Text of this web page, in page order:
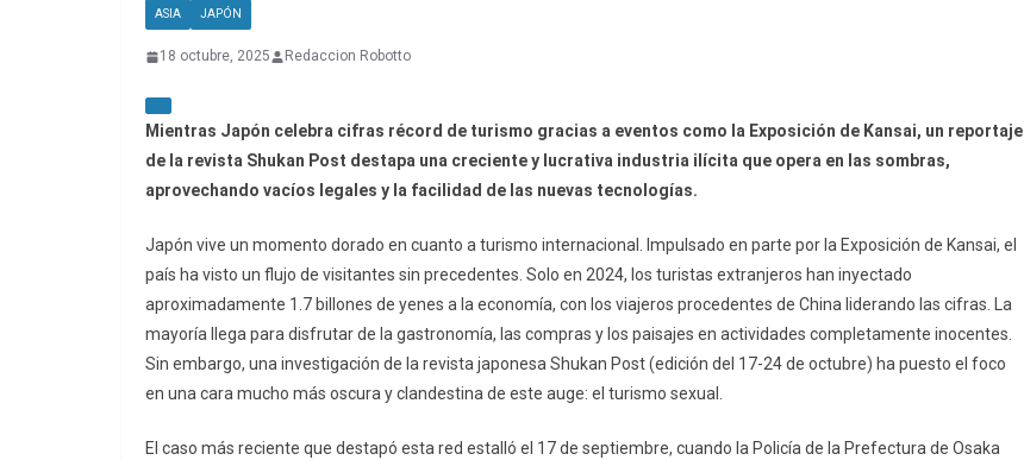
ASIA JAPÓN
18 octubre, 2025 Redaccion Robotto
Mientras Japón celebra cifras récord de turismo gracias a eventos como la Exposición de Kansai, un reportaje
de la revista Shukan Post destapa una creciente y lucrativa industria ilícita que opera en las sombras,
aprovechando vacíos legales y la facilidad de las nuevas tecnologías.
Japón vive un momento dorado en cuanto a turismo internacional. Impulsado en parte por la Exposición de Kansai, el
país ha visto un flujo de visitantes sin precedentes. Solo en 2024, los turistas extranjeros han inyectado
aproximadamente 1.7 billones de yenes a la economía, con los viajeros procedentes de China liderando las cifras. La
mayoría llega para disfrutar de la gastronomía, las compras y los paisajes en actividades completamente inocentes.
Sin embargo, una investigación de la revista japonesa Shukan Post(edición del 17-24 de octubre) ha puesto el foco
en una cara mucho más oscura y clandestina de este auge: el turismo sexual.
El caso más reciente que destapó esta red estalló el 17 de septiembre, cuando la Policía de la Prefectura de Osaka